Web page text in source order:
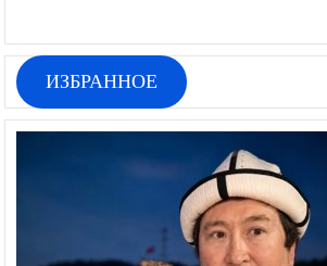
ИЗБРАННОЕ